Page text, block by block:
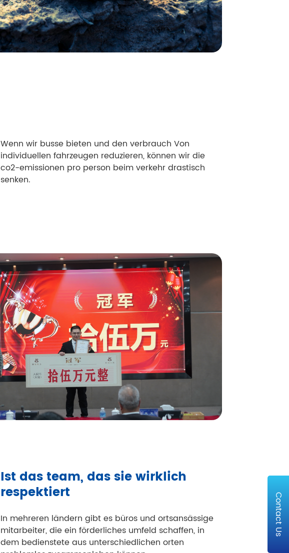
Wenn wir busse bieten und den verbrauch Von
individuellen fahrzeugen reduzieren, können wir die
co2-emissionen pro person beim verkehr drastisch
senken.
Ist das team, das sie wirklich
respektiert
In mehreren ländern gibt es büros und ortsansässige
mitarbeiter, die ein förderliches umfeld schaffen, in
dem bedienstete aus unterschiedlichen orten
Contact Us